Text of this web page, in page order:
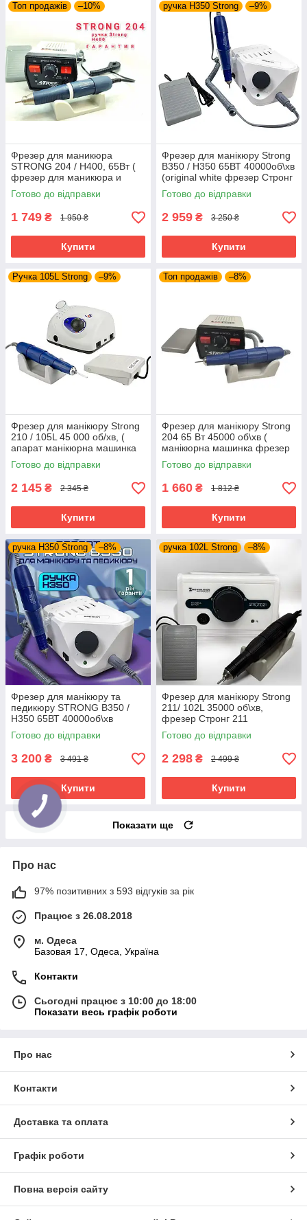
Топ продажів –10%
Фрезер для маникюра
STRONG 204 / H400, 65Вт (
фрезер для маникюра и
педикюра Стронг )
Готово до відправки
1 749 ₴ 1 950 ₴
Купити
ручка H350 Strong –9%
Фрезер для манікюру Strong
B350 / H350 65ВТ 40000об\хв
(original white фрезер Стронг
для педикюру)
Готово до відправки
2 959 ₴ 3 250 ₴
Купити
Ручка 105L Strong –9%
Фрезер для манікюру Strong
210 / 105L 45 000 об/хв, (
апарат манікюрна машинка
Стронг 210 )
Готово до відправки
2 145 ₴ 2 345 ₴
Купити
Топ продажів –8%
Фрезер для манікюру Strong
204 65 Вт 45000 об\хв (
манікюрна машинка фрезер
Стронг з ручкою 105L )
Готово до відправки
1 660 ₴ 1 812 ₴
Купити
ручка H350 Strong –8%
Фрезер для манікюру та
педикюру STRONG B350 /
H350 65ВТ 40000об\хв
(манікюрний фрезер Стронг
65 ват)
Готово до відправки
3 200 ₴ 3 491 ₴
Купити
ручка 102L Strong –8%
Фрезер для манікюру Strong
211/ 102L 35000 об\хв,
фрезер Стронг 211
Готово до відправки
2 298 ₴ 2 499 ₴
Купити
Показати ще
Про нас
97% позитивних з 593 відгуків за рік
Працює з 26.08.2018
м. Одеса
Базовая 17, Одеса, Україна
Контакти
Сьогодні працює з 10:00 до 18:00
Показати весь графік роботи
Про нас
Контакти
Доставка та оплата
Графік роботи
Повна версія сайту